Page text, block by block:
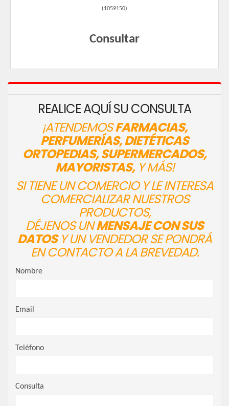
(1059150)
Consultar
REALICE AQUÍ SU CONSULTA
¡ATENDEMOSFARMACIAS,
PERFUMERÍAS, DIETÉTICAS
ORTOPEDIAS, SUPERMERCADOS,
MAYORISTAS,Y MÁS!
SI TIENE UN COMERCIO Y LE INTERESA
COMERCIALIZAR NUESTROS
PRODUCTOS,
DÉJENOS UNMENSAJE CON SUS
DATOSY UN VENDEDOR SE PONDRÁ
EN CONTACTO A LA BREVEDAD.
Nombre
Email
Teléfono
Consulta